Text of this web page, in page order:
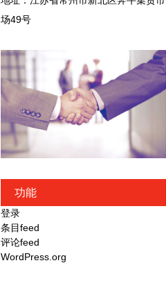
场49号
功能
登录
条目feed
评论feed
WordPress.org